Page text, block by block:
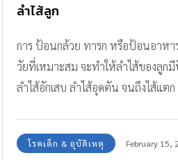
ลำไส้ลูก
การ ป้อนกล้วย ทารก หรือป้อนอาหา
วัยที่เหมาะสม จะทำให้ลำไส้ของลูก
ลำไส้อักเสบ ลำไส้อุดตัน จนถึงไส้แต
โรคเด็ก & อุบัติเหตุ February 15,